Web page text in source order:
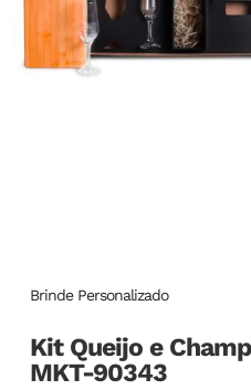
Brinde Personalizado
Kit Queijo e
MKT-90343